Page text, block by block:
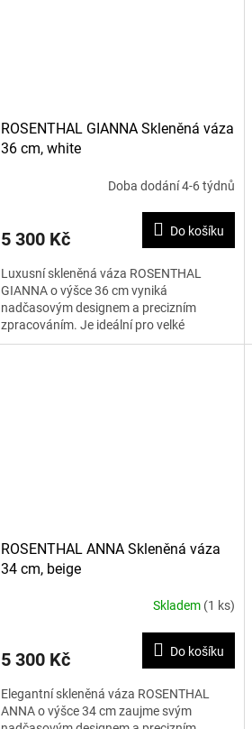
ROSENTHAL GIANNA Skleněná váza
36 cm, white
Doba dodání 4-6 týdnů
5 300 Kč Do košíku
Luxusní skleněná váza ROSENTHAL
GIANNA o výšce 36 cm vyniká
nadčasovým designem a precizním
zpracováním. Je ideální pro velké
květinové vazby i jako elegantní solitér v
ROSENTHAL ANNA Skleněná váza
34 cm, beige
Skladem (1 ks)
5 300 Kč Do košíku
Elegantní skleněná váza ROSENTHAL
ANNA o výšce 34 cm zaujme svým